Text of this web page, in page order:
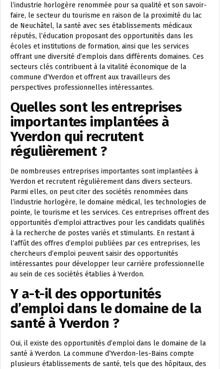
l’industrie horlogère renommée pour sa qualité et son savoir-
faire, le secteur du tourisme en raison de la proximité du lac
de Neuchâtel, la santé avec ses établissements médicaux
réputés, l’éducation proposant des opportunités dans les
écoles et institutions de formation, ainsi que les services
offrant une diversité d’emplois dans différents domaines. Ces
secteurs clés contribuent à la vitalité économique de la
commune d’Yverdon et offrent aux travailleurs des
perspectives professionnelles intéressantes.
Quelles sont les entreprises
importantes implantées à
Yverdon qui recrutent
régulièrement ?
De nombreuses entreprises importantes sont implantées à
Yverdon et recrutent régulièrement dans divers secteurs.
Parmi elles, on peut citer des sociétés renommées dans
l’industrie horlogère, le domaine médical, les technologies de
pointe, le tourisme et les services. Ces entreprises offrent des
opportunités d’emploi attractives pour les candidats qualifiés
à la recherche de postes variés et stimulants. En restant à
l’affût des offres d’emploi publiées par ces entreprises, les
chercheurs d’emploi peuvent saisir des opportunités
intéressantes pour développer leur carrière professionnelle
au sein de ces sociétés établies à Yverdon.
Y a-t-il des opportunités
d’emploi dans le domaine de la
santé à Yverdon ?
Oui, il existe des opportunités d’emploi dans le domaine de la
santé à Yverdon. La commune d’Yverdon-les-Bains compte
plusieurs établissements de santé, tels que des hôpitaux, des